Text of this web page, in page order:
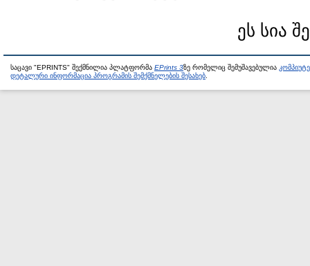
ეს სია
საცავი "EPRINTS" შექმნილია პლატფორმა EPrints 3ზე რომელიც შემუშავებულია
დეტალური ინფორმაცია პროგრამის შემქმნელების შესახებ